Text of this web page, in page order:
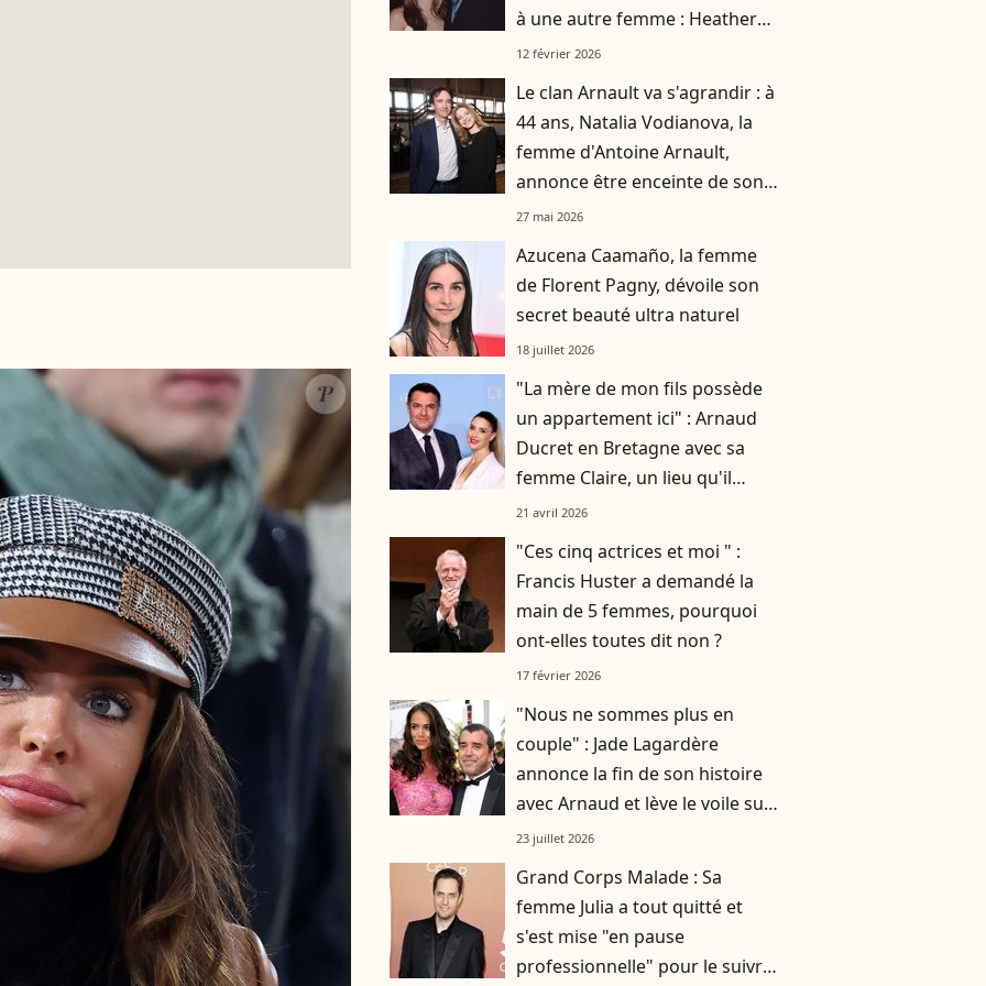
à une autre femme : Heather
prend la parole
12 février 2026
Le clan Arnault va s'agrandir : à
44 ans, Natalia Vodianova, la
femme d'Antoine Arnault,
annonce être enceinte de son
sixième enfant
27 mai 2026
Azucena Caamaño, la femme
de Florent Pagny, dévoile son
secret beauté ultra naturel
18 juillet 2026
"La mère de mon fils possède
un appartement ici" : Arnaud
Ducret en Bretagne avec sa
femme Claire, un lieu qu'il
connait déjà bien
21 avril 2026
"Ces cinq actrices et moi " :
Francis Huster a demandé la
main de 5 femmes, pourquoi
ont-elles toutes dit non ?
17 février 2026
"Nous ne sommes plus en
couple" : Jade Lagardère
annonce la fin de son histoire
avec Arnaud et lève le voile sur
leur arrangement très
23 juillet 2026
Grand Corps Malade : Sa
femme Julia a tout quitté et
s'est mise "en pause
professionnelle" pour le suivre